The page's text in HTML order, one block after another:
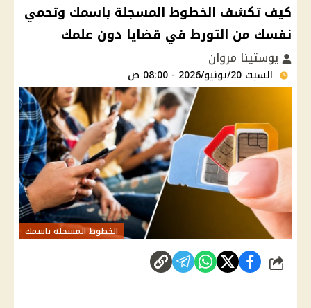
كيف تكشف الخطوط المسجلة باسمك وتحمي
نفسك من التورط في قضايا دون علمك
يوستينا مروان
السبت 20/يونيو/2026 - 08:00 ص
الخطوط المسجلة باسمك
شارك